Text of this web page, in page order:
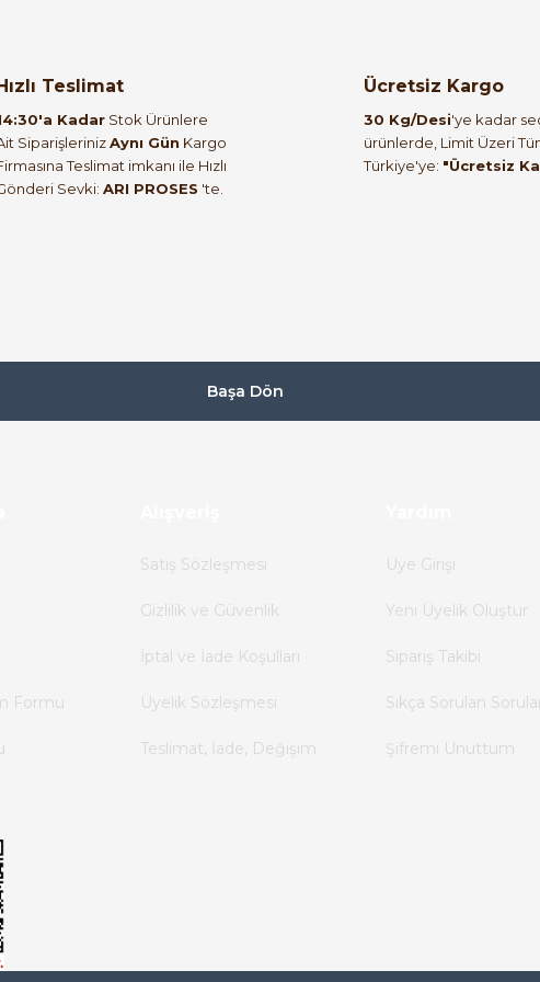
Hızlı Teslimat
Kadar Stok Ürünlere
SiparişlerinizAynı Gün Kargo
Teslimat imkanı ile Hızlı
Sevki: ARI PROSES 'te.
Ücretsiz Kargo
30 Kg/Desi'ye kadar
ürünlerde, Limit Üzeri
Türkiye'ye: "Ücretsiz
Başa Dön
Formu
Satış Sözleşmesi
Gizlilik ve Güvenlik
İptal ve İade Koşulları
Üyelik Sözleşmesi
Teslimat, İade, Değişim
Üye Girişi
Yeni Üyelik Oluştur
Sipariş Takibi
Sıkça Sorulan Sorular
Şifremi Unuttum